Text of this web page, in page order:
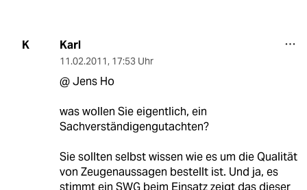
K Karl
11.02.2011, 17:53 Uhr
@ Jens Ho
was wollen Sie eigentlich, ein
Sachverständigengutachten?
Sie sollten selbst wissen wie es um die Qualität
von Zeugenaussagen bestellt ist. Und ja, es
stimmt ein SWG beim Einsatz zeigt das dieser